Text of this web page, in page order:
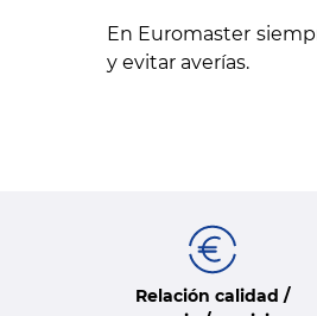
En Euromaster
y evitar averías.
Relación calidad /